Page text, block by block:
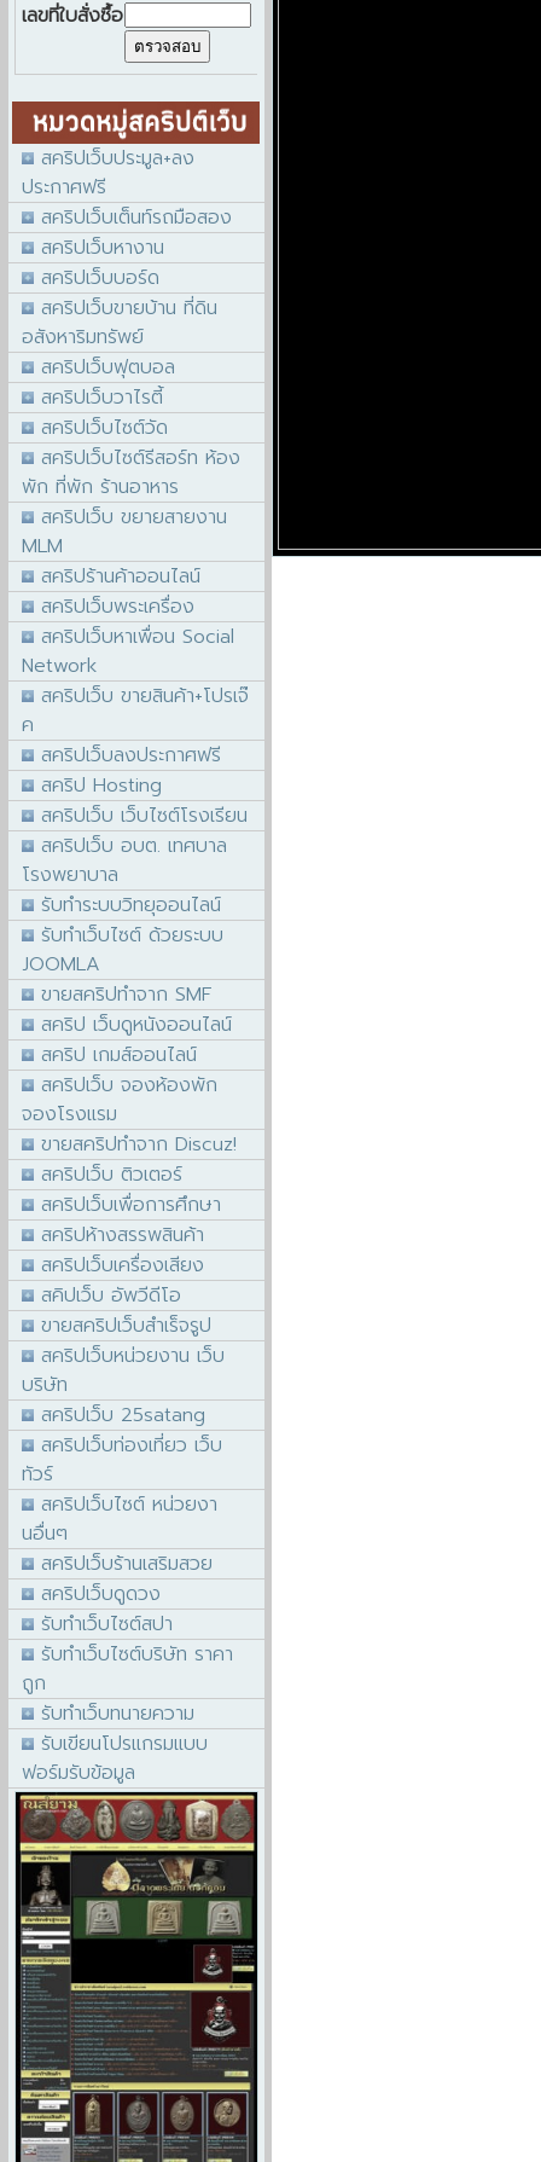
เลขที่ใบสั่งซื้อ
สคริปเว็บประมูล+ลง
ประกาศฟรี
สคริปเว็บเต็นท์รถมือสอง
สคริปเว็บหางาน
สคริปเว็บบอร์ด
สคริปเว็บขายบ้าน ที่ดิน
อสังหาริมทรัพย์
สคริปเว็บฟุตบอล
สคริปเว็บวาไรตี้
สคริปเว็บไซต์วัด
สคริปเว็บไซต์รีสอร์ท ห้อง
พัก ที่พัก ร้านอาหาร
สคริปเว็บ ขยายสายงาน
MLM
สคริปร้านค้าออนไลน์
สคริปเว็บพระเครื่อง
สคริปเว็บหาเพื่อน Social
Network
สคริปเว็บ ขายสินค้า+โปรเจ๊
ค
สคริปเว็บลงประกาศฟรี
สคริป Hosting
สคริปเว็บ เว็บไซต์โรงเรียน
สคริปเว็บ อบต. เทศบาล
โรงพยาบาล
รับทำระบบวิทยุออนไลน์
รับทำเว็บไซต์ ด้วยระบบ
JOOMLA
ขายสคริปทำจาก SMF
สคริป เว็บดูหนังออนไลน์
สคริป เกมส์ออนไลน์
สคริปเว็บ จองห้องพัก
จองโรงแรม
ขายสคริปทำจาก Discuz!
สคริปเว็บ ติวเตอร์
สคริปเว็บเพื่อการศึกษา
สคริปห้างสรรพสินค้า
สคริปเว็บเครื่องเสียง
สคิปเว็บ อัพวีดีโอ
ขายสคริปเว็บสำเร็จรูป
สคริปเว็บหน่วยงาน เว็บ
บริษัท
สคริปเว็บ 25satang
สคริปเว็บท่องเที่ยว เว็บ
ทัวร์
สคริปเว็บไซต์ หน่วยงา
นอื่นๆ
สคริปเว็บร้านเสริมสวย
สคริปเว็บดูดวง
รับทำเว็บไซต์สปา
รับทำเว็บไซต์บริษัท ราคา
ถูก
รับทำเว็บทนายความ
รับเขียนโปรแกรมแบบ
ฟอร์มรับข้อมูล